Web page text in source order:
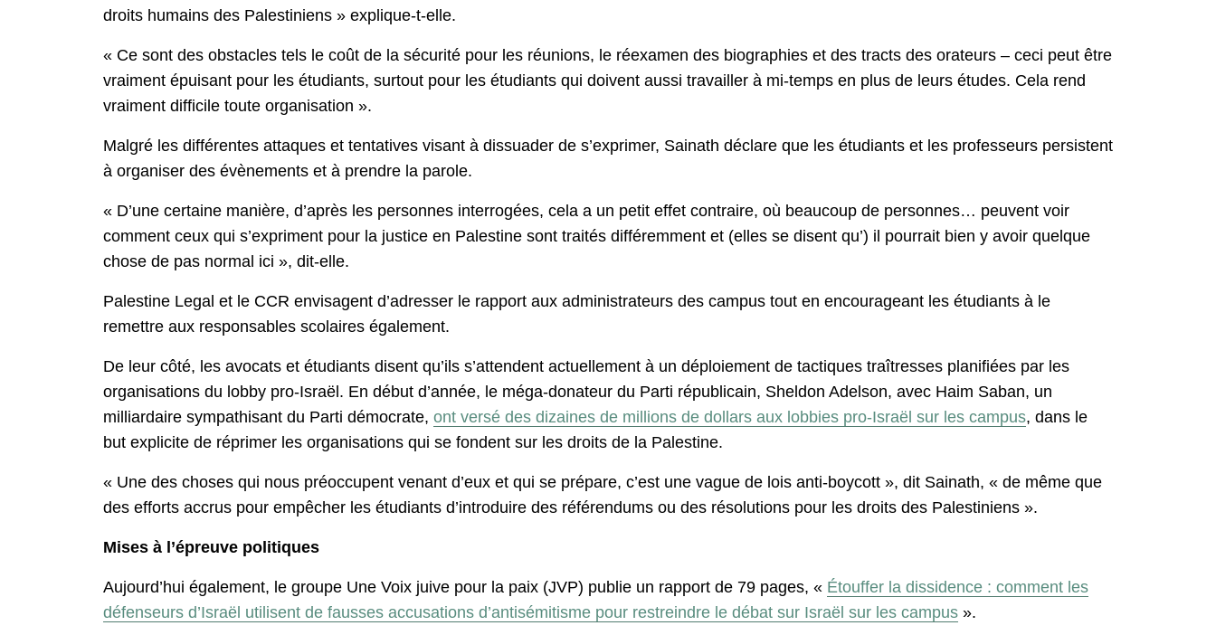
droits humains des Palestiniens » explique-t-elle.
« Ce sont des obstacles tels le coût de la sécurité pour les réunions, le réexamen des biographies et des tracts des orateurs – ceci peut être
vraiment épuisant pour les étudiants, surtout pour les étudiants qui doivent aussi travailler à mi-temps en plus de leurs études. Cela rend
vraiment difficile toute organisation ».
Malgré les différentes attaques et tentatives visant à dissuader de s’exprimer, Sainath déclare que les étudiants et les professeurs persistent
à organiser des évènements et à prendre la parole.
« D’une certaine manière, d’après les personnes interrogées, cela a un petit effet contraire, où beaucoup de personnes… peuvent voir
comment ceux qui s’expriment pour la justice en Palestine sont traités différemment et (elles se disent qu’) il pourrait bien y avoir quelque
chose de pas normal ici », dit-elle.
Palestine Legal et le CCR envisagent d’adresser le rapport aux administrateurs des campus tout en encourageant les étudiants à le
remettre aux responsables scolaires également.
De leur côté, les avocats et étudiants disent qu’ils s’attendent actuellement à un déploiement de tactiques traîtresses planifiées par les
organisations du lobby pro-Israël. En début d’année, le méga-donateur du Parti républicain, Sheldon Adelson, avec Haim Saban, un
milliardaire sympathisant du Parti démocrate, ont versé des dizaines de millions de dollars aux lobbies pro-Israël sur les campus, dans le
but explicite de réprimer les organisations qui se fondent sur les droits de la Palestine.
« Une des choses qui nous préoccupent venant d’eux et qui se prépare, c’est une vague de lois anti-boycott », dit Sainath, « de même que
des efforts accrus pour empêcher les étudiants d’introduire des référendums ou des résolutions pour les droits des Palestiniens ».
Mises à l’épreuve politiques
Aujourd’hui également, le groupe Une Voix juive pour la paix (JVP) publie un rapport de 79 pages, « Étouffer la dissidence : comment les
défenseurs d’Israël utilisent de fausses accusations d’antisémitisme pour restreindre le débat sur Israël sur les campus ».